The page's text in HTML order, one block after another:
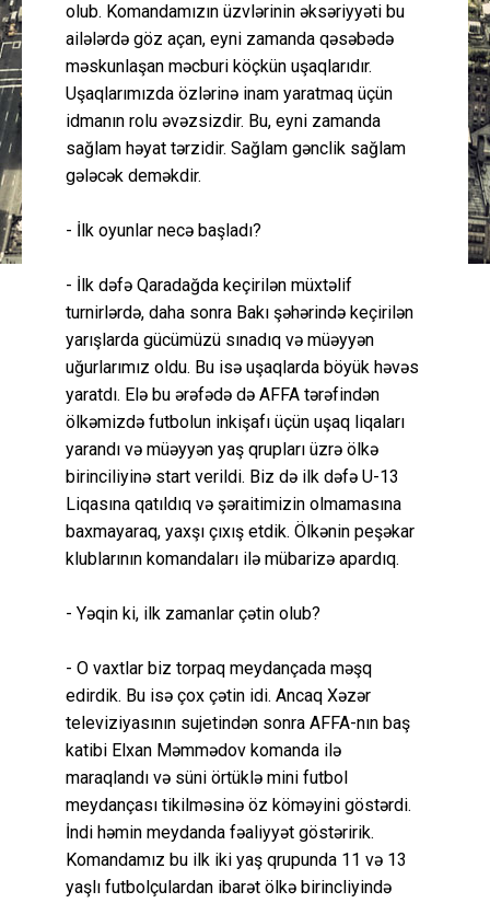
olub. Komandamızın üzvlərinin əksəriyyəti bu
ailələrdə göz açan, eyni zamanda qəsəbədə
məskunlaşan məcburi köçkün uşaqlarıdır.
Uşaqlarımızda özlərinə inam yaratmaq üçün
idmanın rolu əvəzsizdir. Bu, eyni zamanda
sağlam həyat tərzidir. Sağlam gənclik sağlam
gələcək deməkdir.
- İlk oyunlar necə başladı?
- İlk dəfə Qaradağda keçirilən müxtəlif
turnirlərdə, daha sonra Bakı şəhərində keçirilən
yarışlarda gücümüzü sınadıq və müəyyən
uğurlarımız oldu. Bu isə uşaqlarda böyük həvəs
yaratdı. Elə bu ərəfədə də AFFA tərəfindən
ölkəmizdə futbolun inkişafı üçün uşaq liqaları
yarandı və müəyyən yaş qrupları üzrə ölkə
birinciliyinə start verildi. Biz də ilk dəfə U-13
Liqasına qatıldıq və şəraitimizin olmamasına
baxmayaraq, yaxşı çıxış etdik. Ölkənin peşəkar
klublarının komandaları ilə mübarizə apardıq.
- Yəqin ki, ilk zamanlar çətin olub?
- O vaxtlar biz torpaq meydançada məşq
edirdik. Bu isə çox çətin idi. Ancaq Xəzər
televiziyasının sujetindən sonra AFFA-nın baş
katibi Elxan Məmmədov komanda ilə
maraqlandı və süni örtüklə mini futbol
meydançası tikilməsinə öz köməyini göstərdi.
İndi həmin meydanda fəaliyyət göstəririk.
Komandamız bu ilk iki yaş qrupunda 11 və 13
yaşlı futbolçulardan ibarət ölkə birincliyində